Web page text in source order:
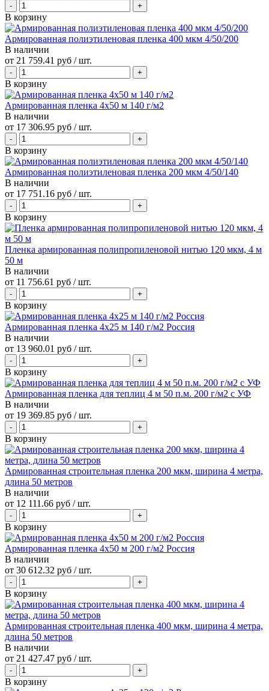
В корзину
Армированная полиэтиленовая пленка 400 мкм 4/50/200
В наличии
от 21 759.41 руб / шт.
В корзину
Армированная пленка 4х50 м 140 г/м2
В наличии
от 17 306.95 руб / шт.
В корзину
Армированная полиэтиленовая пленка 200 мкм 4/50/140
В наличии
от 17 751.16 руб / шт.
В корзину
Пленка армированная полипропиленовой нитью 120 мкм, 4 м
50 м
В наличии
от 11 756.61 руб / шт.
В корзину
Армированная пленка 4х25 м 140 г/м2 Россия
В наличии
от 13 960.01 руб / шт.
В корзину
Армированная пленка для теплиц 4 м 50 п.м. 200 г/м2 с УФ
В наличии
от 19 369.85 руб / шт.
В корзину
Армированная строительная пленка 200 мкм, ширина 4 метра,
длина 50 метров
В наличии
от 12 111.66 руб / шт.
В корзину
Армированная пленка 4х50 м 200 г/м2 Россия
В наличии
от 30 612.32 руб / шт.
В корзину
Армированная строительная пленка 400 мкм, ширина 4 метра,
длина 50 метров
В наличии
от 21 427.47 руб / шт.
В корзину